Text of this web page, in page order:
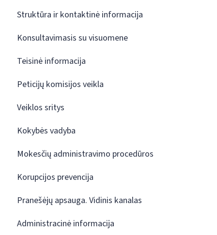
Struktūra ir kontaktinė informacija
Konsultavimasis su visuomene
Teisinė informacija
Peticijų komisijos veikla
Veiklos sritys
Kokybės vadyba
Mokesčių administravimo procedūros
Korupcijos prevencija
Pranešėjų apsauga. Vidinis kanalas
Administracinė informacija